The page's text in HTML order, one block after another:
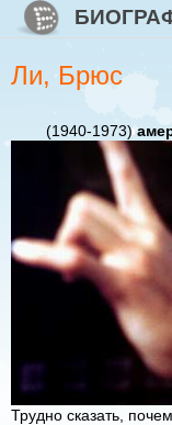
Перейти к основному
Skip to search
Ли, Брюс
(1940-1973)
Трудно сказать,